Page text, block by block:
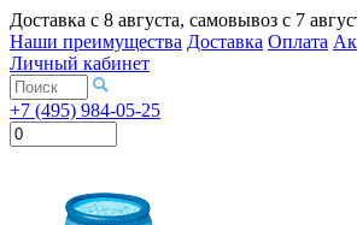
Доставка с 8 августа, самовывоз с 7
Наши преимущества Доставка Оплата
Личный кабинет
+7 (495) 984-05-25